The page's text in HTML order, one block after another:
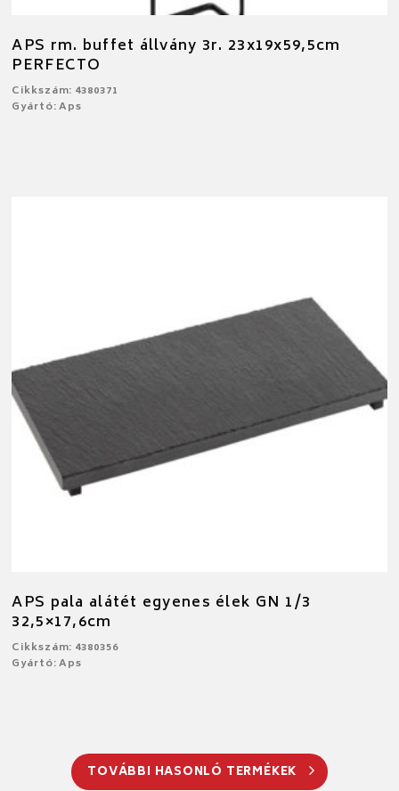
APS rm. buffet állvány 3r. 23x19x59,5cm
PERFECTO
Cikkszám: 4380371
Gyártó: Aps
APS pala alátét egyenes élek GN 1/3
32,5×17,6cm
Cikkszám: 4380356
Gyártó: Aps
TOVÁBBI HASONLÓ TERMÉKEK